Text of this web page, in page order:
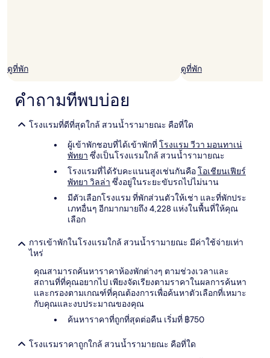
ดูที่พัก ดูที่พัก
คำถามที่พบบ่อย
โรงแรมที่ดีที่สุดใกล้ สวนน้ำรามายณะ คือที่ใด
ผู้เข้าพักชอบที่ได้เข้าพักที่โรงแรม วีวา มอนทาเน่
พัทยา ซึ่งเป็นโรงแรมใกล้ สวนน้ำรามายณะ
โรงแรมที่ได้รับคะแนนสูงเช่นกันคือโอเชียนเฟียร์
พัทยา วิลล่า ซึ่งอยู่ในระยะขับรถไปไม่นาน
มีตัวเลือกโรงแรม ที่พักส่วนตัวให้เช่า และที่พักประ
เภทอื่นๆ อีกมากมายถึง 4,228 แห่งในพื้นที่ให้คุณ
เลือก
การเข้าพักในโรงแรมใกล้ สวนน้ำรามายณะ มีค่าใช้จ่ายเท่า
ไหร่
คุณสามารถค้นหาราคาห้องพักต่างๆ ตามช่วงเวลาและ
สถานที่ที่คุณอยากไป เพียงจัดเรียงตามราคาในผลการค้นหา
และกรองตามเกณฑ์ที่คุณต้องการเพื่อค้นหาตัวเลือกที่เหมาะ
กับคุณและงบประมาณของคุณ
ค้นหาราคาที่ถูกที่สุดต่อคืน เริ่มที่ ฿750
โรงแรมราคาถูกใกล้ สวนน้ำรามายณะ คือที่ใด